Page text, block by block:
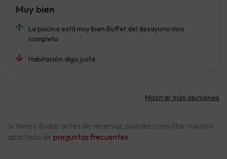
La piscina está muy bien.Buffet del desayuno muy
completo
Habitación algo justa
Muy bien
Mostrar más opiniones
Si tienes dudas antes de reservar, puedes consultar nuestro
apartado de preguntas frecuentes.